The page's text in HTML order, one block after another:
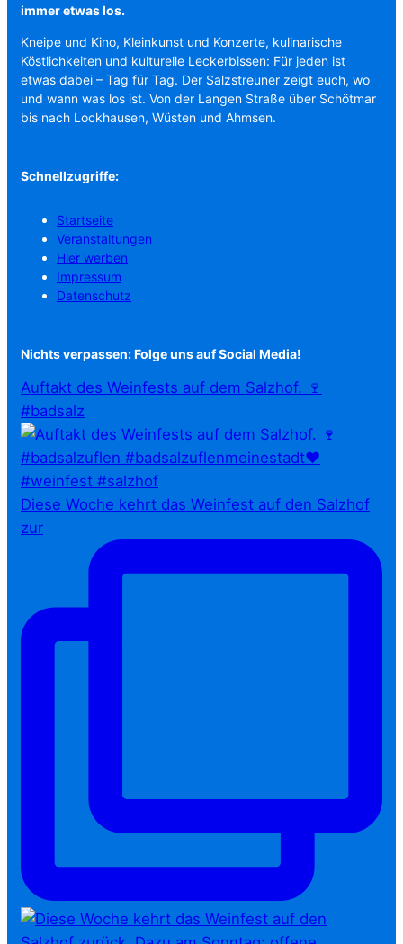
immer etwas los.
Kneipe und Kino, Kleinkunst und Konzerte, kulinarische
Köstlichkeiten und kulturelle Leckerbissen: Für jeden ist
etwas dabei – Tag für Tag. Der Salzstreuner zeigt euch, wo
und wann was los ist. Von der Langen Straße über Schötmar
bis nach Lockhausen, Wüsten und Ahmsen.
Schnellzugriffe:
Startseite
Veranstaltungen
Hier werben
Impressum
Datenschutz
Nichts verpassen: Folge uns auf Social Media!
Auftakt des Weinfests auf dem Salzhof. 🍷
#badsalz
Diese Woche kehrt das Weinfest auf den Salzhof
zur